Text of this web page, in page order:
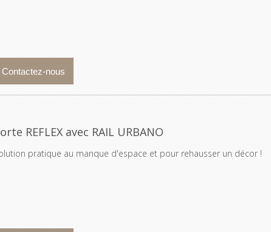
REFLEX avec RAIL URBANO
pratique au manque d'espace et pour rehausser un décor !